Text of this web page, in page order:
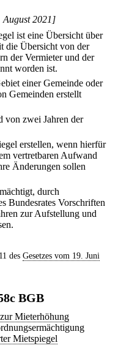
August 2021]
ist eine Übersicht über
die Übersicht von der
der Vermieter und der
worden ist.
einer Gemeinde oder
Gemeinden erstellt
von zwei Jahren der
erstellen, wenn hierfür
vertretbaren Aufwand
Änderungen sollen
durch
Bundesrates Vorschriften
zur Aufstellung und
des Gesetzes vom 19. Juni
BGB
Mieterhöhung
Mietspiegel